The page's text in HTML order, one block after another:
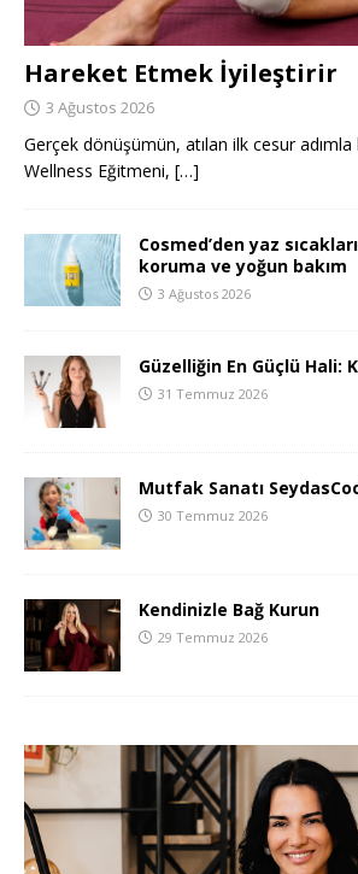
Hareket Etmek İyileştirir
3 Ağustos 2026
Gerçek dönüşümün, atılan ilk cesur adımla
Wellness Eğitmeni, […]
Cosmed’den yaz
koruma ve yoğun bakım
3 Ağustos 2026
Güzelliğin En Güçlü Hali:
31 Temmuz 2026
Mutfak Sanatı
30 Temmuz 2026
Kendinizle Bağ Kurun
29 Temmuz 2026